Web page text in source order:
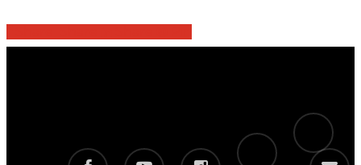
facebook youtube instagram
telegram
tiktok
email